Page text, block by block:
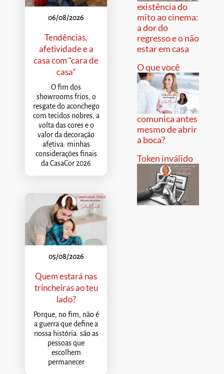
06/08/2026
Tendências,
afetividade e a
casa com “cara de
casa”
O fim dos
showrooms frios, o
resgate do aconchego
com tecidos nobres, a
volta das cores e o
valor da decoração
afetiva: minhas
considerações finais
da CasaCor 2026
05/08/2026
Quem estará nas
trincheiras ao teu
lado?
Porque, no fim, não é
a guerra que define a
nossa história: são as
pessoas que
escolhem
permanecer
existência do
mito ao cinema:
a dor do
regresso e o não
estar em casa
O que você
comunica antes
mesmo de abrir
a boca?
Token inválido